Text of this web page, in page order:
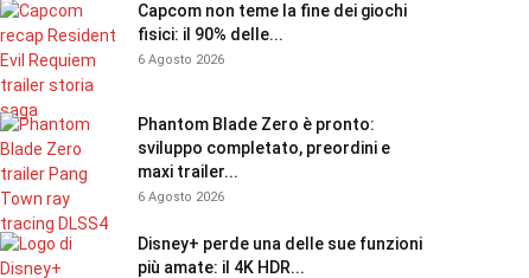
Capcom non teme la fine dei giochi
fisici: il 90% delle...
6 Agosto 2026
Phantom Blade Zero è pronto:
sviluppo completato, preordini e
maxi trailer...
6 Agosto 2026
Disney+ perde una delle sue funzioni
più amate: il 4K HDR...